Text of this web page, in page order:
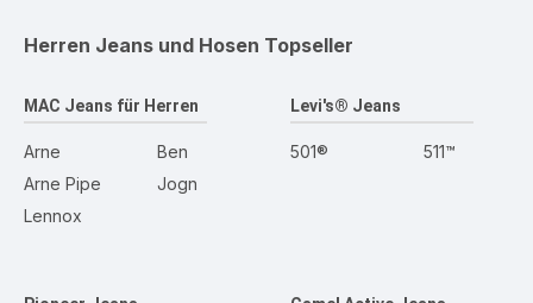
Herren Jeans und Hosen Topseller
MAC Jeans für Herren
Arne
Arne Pipe
Lennox
Ben
Jogn
Levi's® Jeans
501® 511™